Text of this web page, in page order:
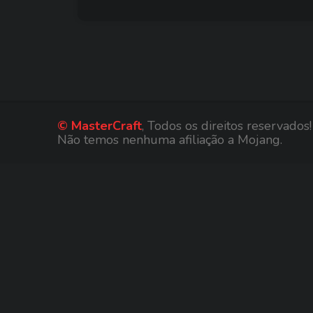
© MasterCraft, Todos os direitos reservados!
Não temos nenhuma afiliação a Mojang.